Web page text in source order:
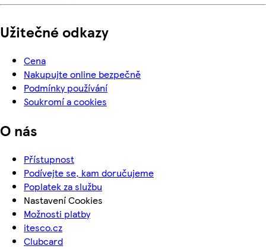
Užitečné odkazy
Cena
Nakupujte online bezpečně
Podmínky používání
Soukromí a cookies
O nás
Přístupnost
Podívejte se, kam doručujeme
Poplatek za službu
Nastavení Cookies
Možnosti platby
itesco.cz
Clubcard